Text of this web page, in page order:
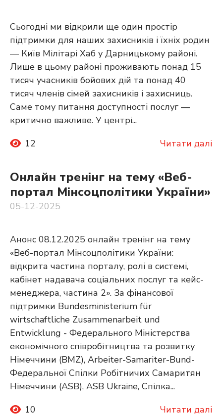
Сьогодні ми відкрили ще один простір
підтримки для наших захисників і їхніх родин
— Київ Мілітарі Хаб у Дарницькому районі.
Лише в цьому районі проживають понад 15
тисяч учасників бойових дій та понад 40
тисяч членів сімей захисників і захисниць.
Саме тому питання доступності послуг —
критично важливе. У центрі...
12
Читати далі
Онлайн тренінг на тему «Веб-
портал Мінсоцполітики України»
05-12-2025
Анонс 08.12.2025 онлайн тренінг на тему
«Веб-портал Мінсоцполітики України:
відкрита частина порталу, ролі в системі,
кабінет надавача соціальних послуг та кейс-
менеджера, частина 2». За фінансової
підтримки Bundesministerium für
wirtschaftliche Zusammenarbeit und
Entwicklung - Федерального Міністерства
економічного співробітництва та розвитку
Німеччини (BMZ), Arbeiter-Samariter-Bund-
Федеральної Спілки Робітничих Самаритян
Німеччини (ASB), ASB Ukraine, Спілка...
10
Читати далі